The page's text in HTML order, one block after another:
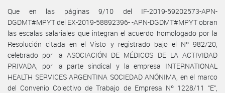
Que en las páginas 9/10 del IF-2019-59202573-APN-
DGDMT#MPYT del EX-2019-58892396- -APN-DGDMT#MPYT obran
las escalas salariales que integran el acuerdo homologado por la
Resolución citada en el Visto y registrado bajo el Nº 982/20,
celebrado por la ASOCIACIÓN DE MÉDICOS DE LA ACTIVIDAD
PRIVADA, por la parte sindical y la empresa INTERNATIONAL
HEALTH SERVICES ARGENTINA SOCIEDAD ANÓNIMA, en el marco
del Convenio Colectivo de Trabajo de Empresa Nº 1228/11 “E”,